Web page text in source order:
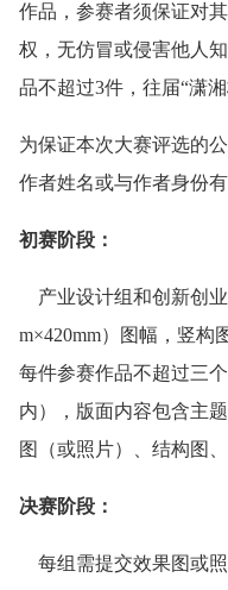
作品，参赛者须保证对
权，无仿冒或侵害他人
品不超过3件，往届“潇
为保证本次大赛评选的
作者姓名或与作者身份
初赛阶段：
产业设计组和创新创
m×420mm）图幅，竖构
每件参赛作品不超过三
内），版面内容包含主
图（或照片）、结构图
决赛阶段：
每组需提交效果图或